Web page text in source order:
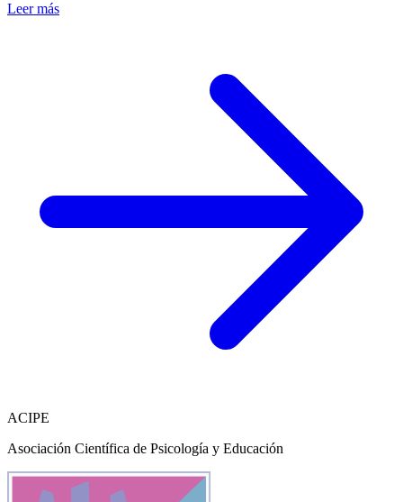
Leer más
ACIPE
Asociación Científica de Psicología y Educación